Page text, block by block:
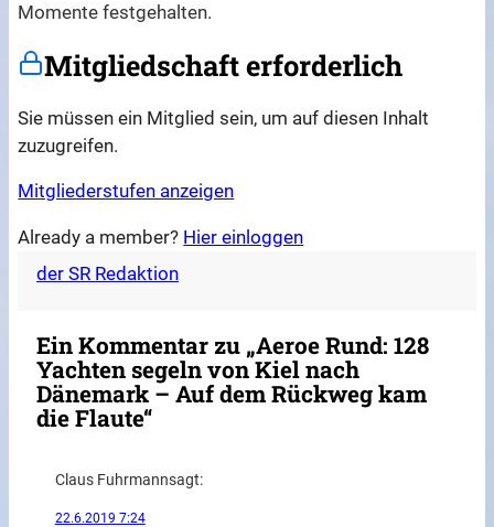
Momente festgehalten.
Mitgliedschaft erforderlich
Sie müssen ein Mitglied sein, um auf diesen Inhalt
zuzugreifen.
Mitgliederstufen anzeigen
Already a member? Hier einloggen
der SR Redaktion
Ein Kommentar zu „Aeroe Rund: 128
Yachten segeln von Kiel nach
Dänemark – Auf dem Rückweg kam
die Flaute“
Claus Fuhrmannsagt:
22.6.2019 7:24